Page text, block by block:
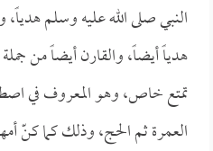
النبي صلى الله عليه وسلم هدياً،
هدياً أيضاً، والقارن أيضاً من جملة
تمتع خاص، وهو المعروف في
العمرة ثم الحج، وذلك كما كنّ